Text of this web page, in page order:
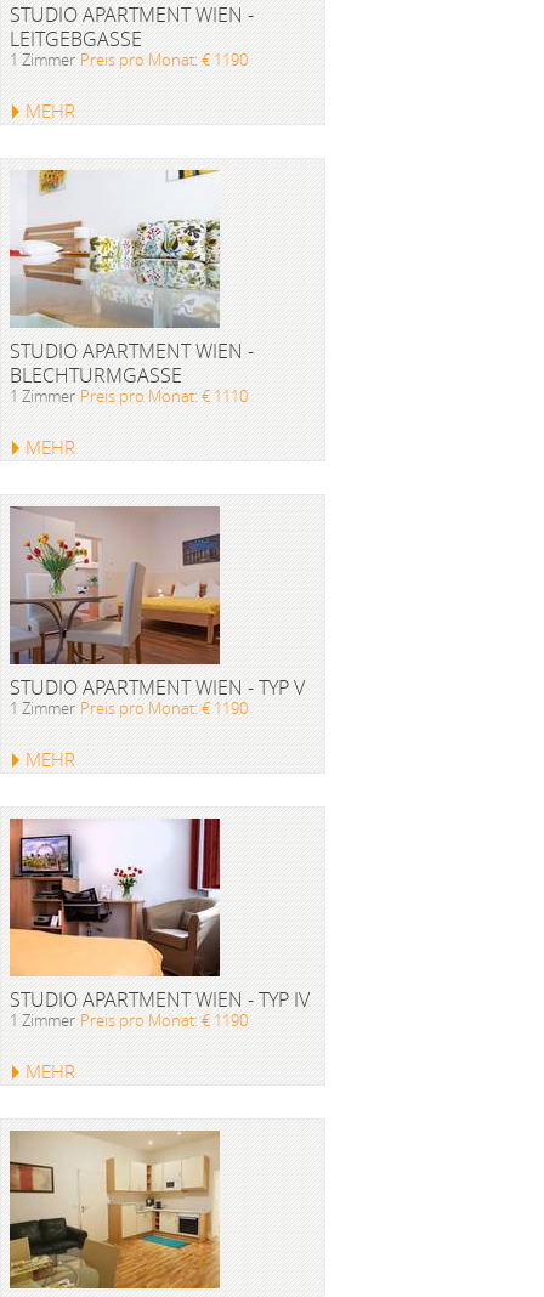
STUDIO APARTMENT WIEN -
LEITGEBGASSE
1 Zimmer Preis pro Monat: € 1190
MEHR
STUDIO APARTMENT WIEN -
BLECHTURMGASSE
1 Zimmer Preis pro Monat: € 1110
MEHR
STUDIO APARTMENT WIEN - TYP V
1 Zimmer Preis pro Monat: € 1190
MEHR
STUDIO APARTMENT WIEN - TYP IV
1 Zimmer Preis pro Monat: € 1190
MEHR